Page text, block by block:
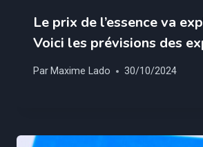
Le prix de l’essence va
Voici les prévisions des
Par Maxime Lado 30/10/2024